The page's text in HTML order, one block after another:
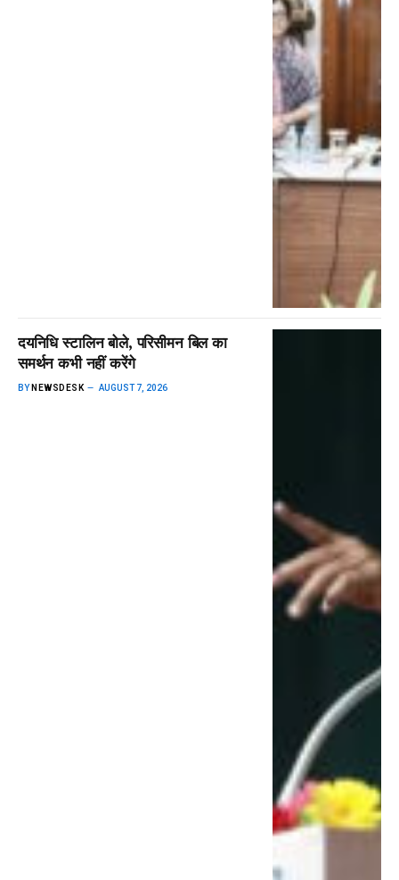
दयनिधि स्टालिन बोले, परिसीमन बिल का
समर्थन कभी नहीं करेंगे
BY NEWSDESK AUGUST 7, 2026